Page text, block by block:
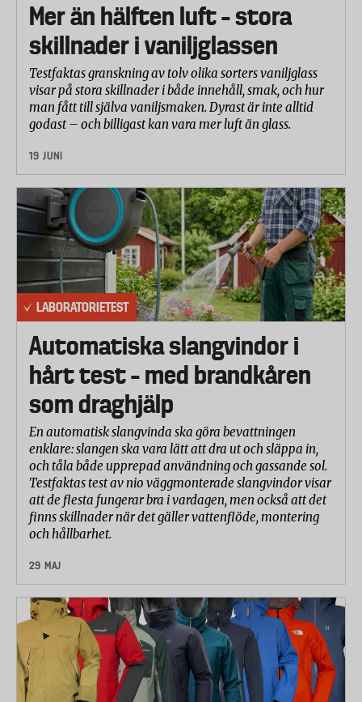
Mer än hälften luft – stora
skillnader i vaniljglassen
Testfaktas granskning av tolv olika sorters vaniljglass
visar på stora skillnader i både innehåll, smak, och hur
man fått till själva vaniljsmaken. Dyrast är inte alltid
godast – och billigast kan vara mer luft än glass.
19 JUNI
LABORATORIETEST
Automatiska slangvindor i
hårt test – med brandkåren
som draghjälp
En automatisk slangvinda ska göra bevattningen
enklare: slangen ska vara lätt att dra ut och släppa in,
och tåla både upprepad användning och gassande sol.
Testfaktas test av nio väggmonterade slangvindor visar
att de flesta fungerar bra i vardagen, men också att det
finns skillnader när det gäller vattenflöde, montering
och hållbarhet.
29 MAJ